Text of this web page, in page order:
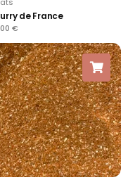
de France
€